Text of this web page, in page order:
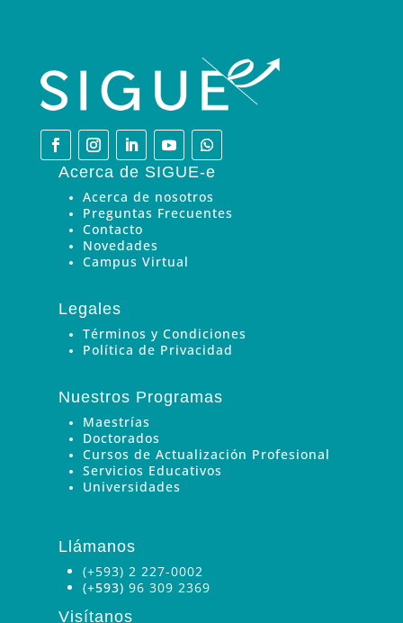
Acerca de SIGUE-e
Acerca de nosotros
Preguntas Frecuentes
Contacto
Novedades
Campus Virtual
Legales
Términos y Condiciones
Política de Privacidad
Nuestros Programas
Maestrías
Doctorados
Cursos de Actualización Profesional
Servicios Educativos
Universidades
Llámanos
(+593) 2 227-0002
(+593) 96 309 2369
Visítanos